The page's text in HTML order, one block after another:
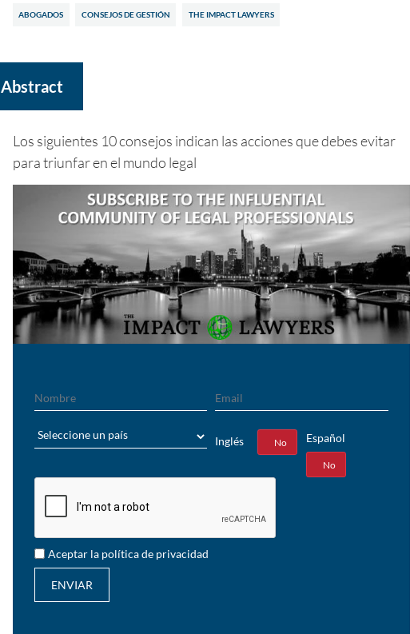
ABOGADOS CONSEJOS DE GESTIÓN THE IMPACT LAWYERS
Abstract
Los siguientes 10 consejos indican las acciones que debes evitar
para triunfar en el mundo legal
Inglés
Sí No Español
No
Aceptar la política de privacidad
ENVIAR